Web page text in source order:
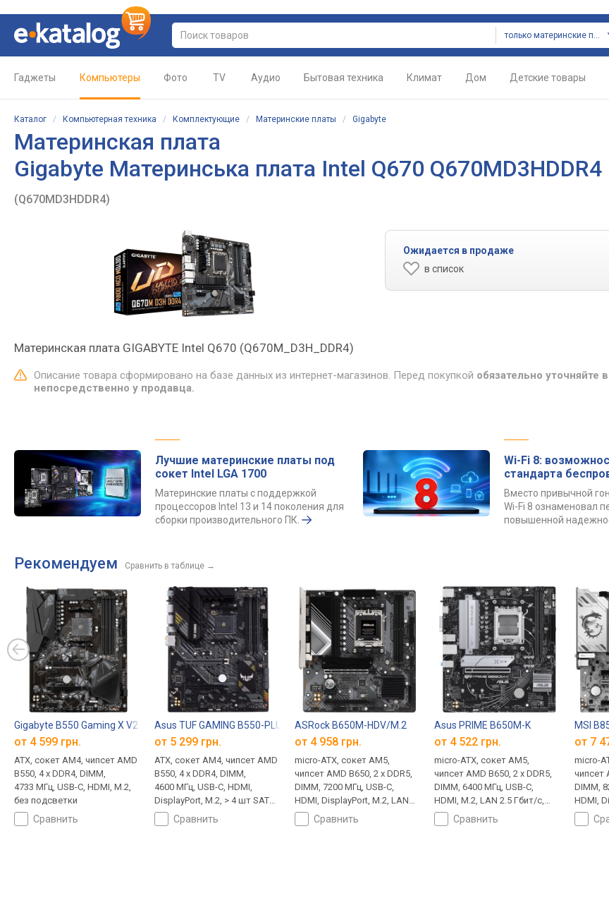
только материнские платы
Гаджеты Компьютеры Фото TV Аудио Бытовая техника Климат Дом Детские товары
Каталог / Компьютерная техника / Комплектующие / Материнские платы / Gigabyte
Материнская плата
Gigabyte Материнська плата Intel Q670 Q670MD3HDDR4
(Q670MD3HDDR4)
Ожидается в продаже
в список
Материнcкая плата GIGABYTE Intel Q670 (Q670M_D3H_DDR4)
Описание товара сформировано на базе данных из интернет-магазинов. Перед покупкой обязательно
непосредственно у продавца.
Лучшие материнские платы под
сокет Intel LGA 1700
Материнские платы с поддержкой
процессоров Intel 13 и 14 поколения для
сборки производительного ПК.
Wi-Fi 8:
стандарта
Вместо привычной
Wi-Fi 8 ознаменовал
повышенной
Рекомендуем Сравнить в таблице →
Gigabyte B550 Gaming X V2
от 4 599 грн.
ATX, сокет AM4, чипсет AMD
B550, 4 x DDR4, DIMM,
4733 МГц, USB-C, HDMI, M.2,
без подсветки
сравнить
Asus TUF GAMING B550-PLUS
от 5 299 грн.
ATX, сокет AM4, чипсет AMD
B550, 4 x DDR4, DIMM,
4600 МГц, USB-C, HDMI,
DisplayPort, M.2, > 4 шт SATA
3, LAN 2.5 Гбит/с, CrossFire,
охлаждение M.2
сравнить
ASRock B650M-HDV/M.2
от 4 958 грн.
micro-ATX, сокет AM5,
чипсет AMD B650, 2 x DDR5,
DIMM, 7200 МГц, USB-C,
HDMI, DisplayPort, M.2, LAN
2.5 Гбит/с, CrossFire,
охлаждение M.2, без
сравнить
Asus PRIME B650M-K
от 4 522 грн.
micro-ATX, сокет AM5,
чипсет AMD B650, 2 x DDR5,
DIMM, 6400 МГц, USB-C,
HDMI, M.2, LAN 2.5 Гбит/с,
охлаждение M.2, без
подсветки
сравнить
MSI
от 7
micro-
чипсет
DIMM,
HDMI,
Гбит/с,
M.2,